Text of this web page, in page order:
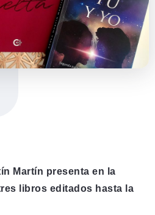
Martín presenta en la
libros editados hasta la